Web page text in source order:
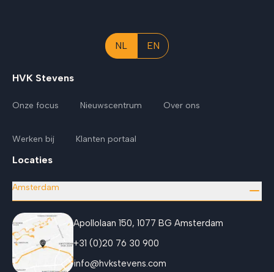
NL EN
HVK Stevens
Onze focus Nieuwscentrum Over ons
Werken bij Klanten portaal
Locaties
Amsterdam
Apollolaan 150, 1077 BG Amsterdam
+31 (0)20 76 30 900
info@hvkstevens.com